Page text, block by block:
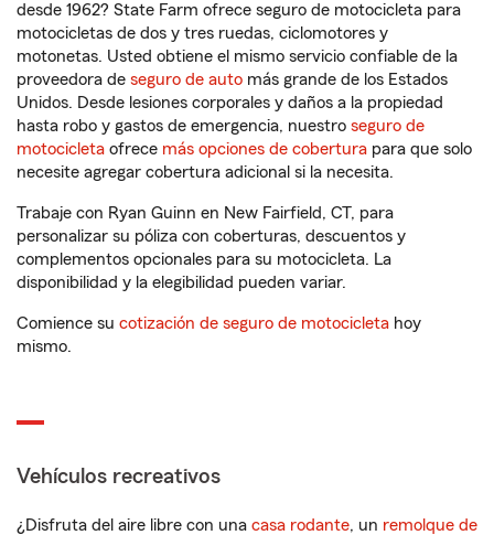
desde 1962? State Farm ofrece seguro de motocicleta para
motocicletas de dos y tres ruedas, ciclomotores y
motonetas. Usted obtiene el mismo servicio confiable de la
proveedora de seguro de auto más grande de los Estados
Unidos. Desde lesiones corporales y daños a la propiedad
hasta robo y gastos de emergencia, nuestro seguro de
motocicleta ofrece más opciones de cobertura para que solo
necesite agregar cobertura adicional si la necesita.
Trabaje con Ryan Guinn en New Fairfield, CT, para
personalizar su póliza con coberturas, descuentos y
complementos opcionales para su motocicleta. La
disponibilidad y la elegibilidad pueden variar.
Comience su cotización de seguro de motocicleta hoy
mismo.
Vehículos recreativos
¿Disfruta del aire libre con una casa rodante, un remolque de